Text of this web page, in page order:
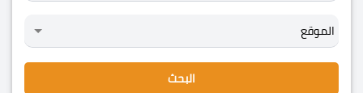
البحث